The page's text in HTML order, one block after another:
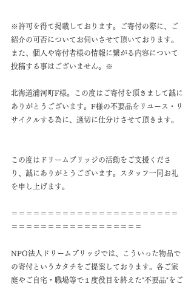
※許可を得て掲載しております。ご寄付の際に、ご
紹介の可否についてお伺いさせて頂いております。
また、個人や寄付者様の情報に繋がる内容について
投稿する事はございません。※
北海道浦河町F様。この度はご寄付を頂きまして誠に
ありがとうございます。F様の不要品をリユース・リ
サイクルする為に、適切に仕分けさせて頂きます。
この度はドリームブリッジの活動をご支援くださ
り、誠にありがとうございます。スタッフ一同お礼
を申し上げます。
＝＝＝＝＝＝＝＝＝＝＝＝＝＝＝＝＝＝＝＝＝＝＝
＝＝＝＝＝＝＝＝＝＝＝＝＝＝＝＝＝＝
NPO法人ドリームブリッジでは、こういった物品で
の寄付というカタチをご提案しております。各ご家
庭やご自宅・職場等で１度役目を終えた"不要品"をご